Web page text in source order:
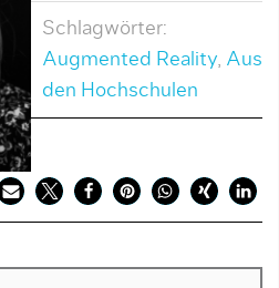
Schlagwörter:
Augmented Reality, Aus
den Hochschulen